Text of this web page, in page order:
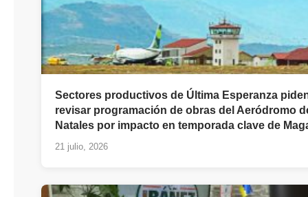
Sectores productivos de Última Esperanza
revisar programación de obras del Aeródromo
Natales por impacto en temporada clave de
21 julio, 2026